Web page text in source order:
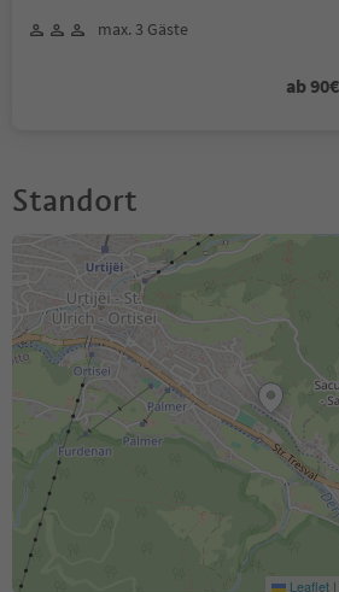
max. 3 Gäste
ab 90€
Standort
Leaflet |